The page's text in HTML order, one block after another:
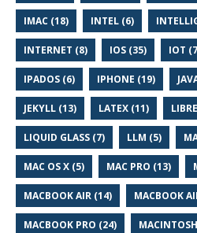
IMAC (18) INTEL (6)
INTERNET (8) IOS (35) IOT
IPADOS (6) IPHONE (19)
JEKYLL (13) LATEX (11)
LIQUID GLASS (7) LLM (5)
MAC OS X (5) MAC PRO (13)
MACBOOK AIR (14) MACBOOK
MACBOOK PRO (24)